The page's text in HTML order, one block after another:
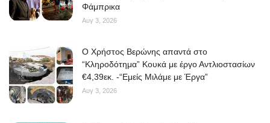
Φάμπρικα
Αυγ 3, 2026
O Χρήστος Βερώνης απαντά στο
“Κληροδότημα” Κουκά με έργο Αντλιοστασίων
€4,39εκ. -“Εμείς Μιλάμε με Έργα”
Αυγ 3, 2026